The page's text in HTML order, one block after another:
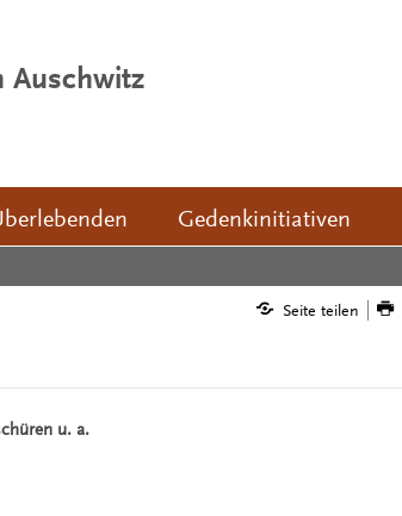
Auschwitz
Gedenkinitiativen
Seite teilen
u. a.